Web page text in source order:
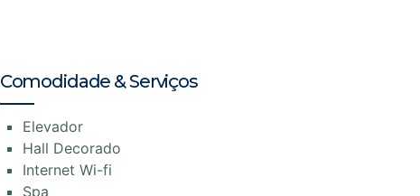
Comodidade & Serviços
Elevador
Hall Decorado
Internet Wi-fi
Spa